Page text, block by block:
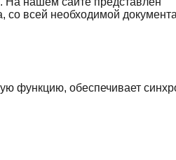
со всей необходимой
функцию, обеспечивает